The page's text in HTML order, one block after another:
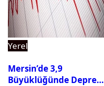
Yerel
Mersin’de 3,9
Büyüklüğünde Deprem